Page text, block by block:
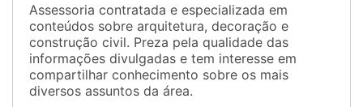
Assessoria contratada e especializada em
conteúdos sobre arquitetura, decoração e
construção civil. Preza pela qualidade das
informações divulgadas e tem interesse em
compartilhar conhecimento sobre os mais
diversos assuntos da área.